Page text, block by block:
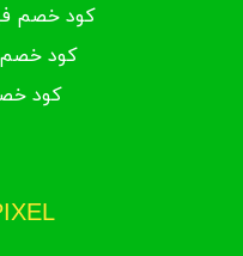
كود خصم
كود
كود